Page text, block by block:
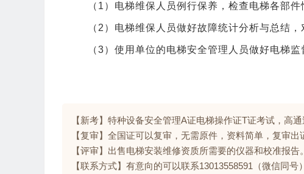
（1）电梯维保人员例行保养，检查电梯各部
（2）电梯维保人员做好故障统计分析与总结
（3）使用单位的电梯安全管理人员做好电梯
【新考】特种设备安全管理A证电梯操作证T证考试，高
【复审】全国证可以复审，无需原件，资料简单，复审
【评审】出售电梯安装维修资质所需要的仪器和校准报告。
【联系方式】有意向的可以联系13013558591（微信同号）